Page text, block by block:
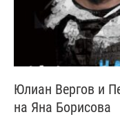
Юлиан Вергов и
на Яна Борисова